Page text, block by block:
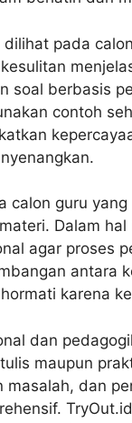
pada
soal berbasis
contoh
calon guru
Dalam
agar proses
antara
karena
dan
maupun
masalah, dan